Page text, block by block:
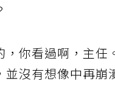
，你看過啊，主任
並沒有想像中再崩